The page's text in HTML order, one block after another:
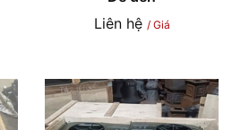
Liên hệ / Giá